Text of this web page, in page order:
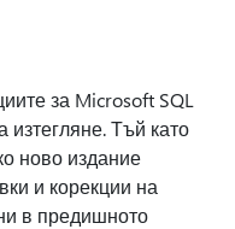
за Microsoft SQL
изтегляне. Тъй като
ново издание
и корекции на
в предишното